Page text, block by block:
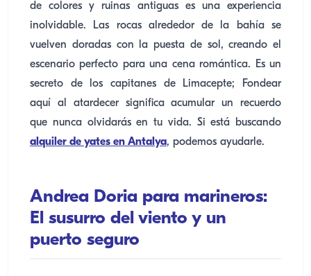
de colores y ruinas antiguas es una experiencia
inolvidable. Las rocas alrededor de la bahía se
vuelven doradas con la puesta de sol, creando el
escenario perfecto para una cena romántica. Es un
secreto de los capitanes de Limacepte; Fondear
aquí al atardecer significa acumular un recuerdo
que nunca olvidarás en tu vida. Si está buscando
alquiler de yates en Antalya, podemos ayudarle.
Andrea Doria para marineros:
El susurro del viento y un
puerto seguro